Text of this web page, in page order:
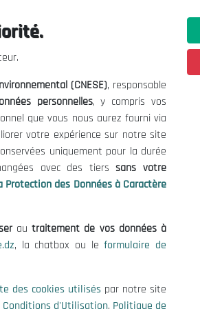
contact@cnese.dz
Suggestions ou Initiatives ?
Newsletter
Inscrivez-vous, soyez le premier
nos dernières nouvelles.
Suivez-Nous!
Social et Environnemental
(CNESE), responsable
personnelles, y compris vos
que vous nous aurez fourni via
votre expérience sur notre site
uniquement pour la durée
avec des tierssans votre
des Données à Caractère
autraitement de vos données à
, la chatbox ou leformulaire de
des cookies utilisés par notre site
Conditions d'Utilisation, Politique de